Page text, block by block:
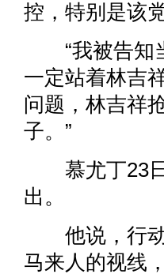
控，特别是该
“我被告知当
一定站着林吉
问题，林吉祥
子。”
慕尤丁23日
出。
他说，行动
马来人的视线